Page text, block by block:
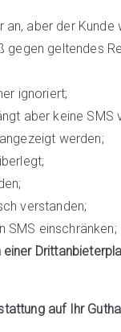
aber der
gegen geltendes
ignoriert;
aber keine
werden;
verstanden;
SMS einschränken;
auf Ihr